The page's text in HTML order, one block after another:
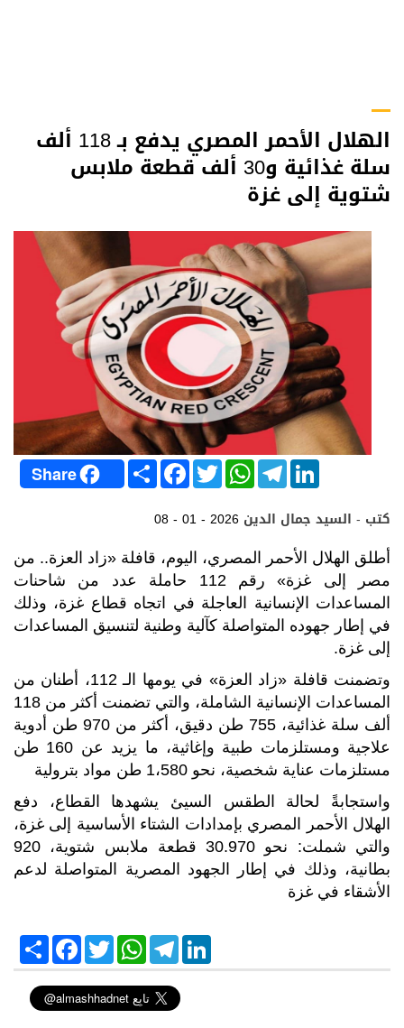
الهلال الأحمر المصري يدفع بـ 118 ألف
سلة غذائية و30 ألف قطعة ملابس
شتوية إلى غزة
Share S
h
a
r
e
F
a
c
e
b
o
k
T
w
i
t
t
r
W
h
a
s
p
p
T
e
l
g
a
m
L
i
n
e
n
08 - 01 - 2026 كتب - السيد جمال الدين
أطلق الهلال الأحمر المصري، اليوم، قافلة «زاد العزة.. من
مصر إلى غزة» رقم 112 حاملة عدد من شاحنات
المساعدات الإنسانية العاجلة في اتجاه قطاع غزة، وذلك
في إطار جهوده المتواصلة كآلية وطنية لتنسيق المساعدات
إلى غزة.
وتضمنت قافلة «زاد العزة» في يومها الـ 112، أطنان من
المساعدات الإنسانية الشاملة، والتي تضمنت أكثر من 118
ألف سلة غذائية، 755 طن دقيق، أكثر من 970 طن أدوية
علاجية ومستلزمات طبية وإغاثية، ما يزيد عن 160 طن
مستلزمات عناية شخصية، نحو 1،580 طن مواد بترولية
واستجابةً لحالة الطقس السيئ يشهدها القطاع، دفع
الهلال الأحمر المصري بإمدادات الشتاء الأساسية إلى غزة،
والتي شملت: نحو 30.970 قطعة ملابس شتوية، 920
بطانية، وذلك في إطار الجهود المصرية المتواصلة لدعم
الأشقاء في غزة
S
h
a
r
e
F
a
c
e
b
o
T
w
i
t
t
e
W
h
a
t
s
A
T
e
l
e
g
r
L
i
n